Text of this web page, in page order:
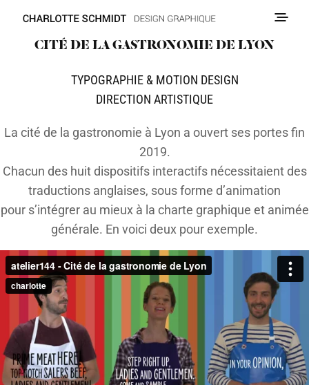
CITÉ DE LA GASTRONOMIE DE LYON
TYPOGRAPHIE & MOTION DESIGN
DIRECTION ARTISTIQUE
La cité de la gastronomie à Lyon a ouvert ses portes fin
2019.
Chacun des huit dispositifs interactifs nécessitaient des
traductions anglaises, sous forme d’animation
pour s’intégrer au mieux à la charte graphique et animée
générale. En voici deux pour exemple.